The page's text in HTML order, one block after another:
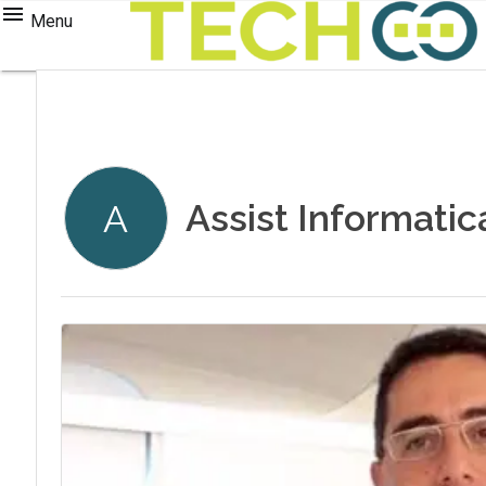
Menu
A Assist